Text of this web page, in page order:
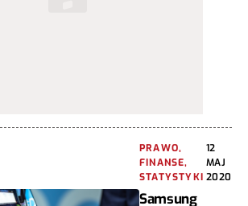
PRAWO,
FINANSE,
STATYSTYKI
12
MAJ
2020
Samsung